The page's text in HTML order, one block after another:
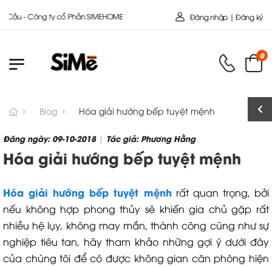
ty cổ Phần SIMEHOME Đăng nhập | Đăng ký
0
Blog Hóa giải hướng bếp tuyệt mệnh
Đăng ngày: 09-10-2018| Tác giả: Phương Hằng
Hóa giải hướng bếp tuyệt mệnh
Hóa giải hướng bếp tuyệt mệnhrất quan trọng, bởi
nếu không hợp phong thủy sẽ khiến gia chủ gặp rất
nhiều hệ lụy, không may mắn, thành công cũng như sự
nghiệp tiêu tan, hãy tham khảo những gợi ý dưới đây
của chúng tôi để có được không gian căn phòng hiện